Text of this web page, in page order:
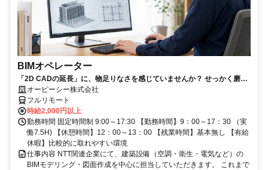
BIMオペレーター
「2D CADの延長」に、物足りなさを感じていませんか？ せっかく磨い
たそのRevitスキル、NTTグループの安定環境で「主役」として活かしま
しょう！
オーピーシー株式会社
フルリモート
時給2,000円以上
勤務時間 固定時間制 9:00～17:30 【勤務時間】9：00～17：30 （実
働7.5H) 【休憩時間】12：00～13：00 【残業時間】基本無し 【有給
休暇】比較的に取れやすい環境
仕事内容 NTT関連企業にて、建築設備（空調・衛生・電気など）の
BIMモデリング・図面作成を中心に担当していただきます。 これまで